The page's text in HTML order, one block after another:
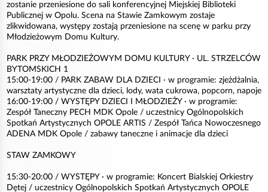
zostanie przeniesione do sali konferencyjnej Miejskiej Biblioteki
Publicznej w Opolu. Scena na Stawie Zamkowym zostaje
zlikwidowana, występy zostają przeniesione na scenę w parku przy
Młodzieżowym Domu Kultury.
PARK PRZY MŁODZIEŻOWYM DOMU KULTURY · UL. STRZELCÓW
BYTOMSKICH 1
15:00-19:00 / PARK ZABAW DLA DZIECI · w programie: zjeżdżalnia,
warsztaty artystyczne dla dzieci, lody, wata cukrowa, popcorn, napoje
16:00-19:00 / WYSTĘPY DZIECI I MŁODZIEŻY · w programie:
Zespół Taneczny PECH MDK Opole / uczestnicy Ogólnopolskich
Spotkań Artystycznych OPOLE ARTIS / Zespół Tańca Nowoczesnego
ADENA MDK Opole / zabawy taneczne i animacje dla dzieci
STAW ZAMKOWY
15:30-20:00 / WYSTĘPY · w programie: Koncert Bialskiej Orkiestry
Dętej / uczestnicy Ogólnopolskich Spotkań Artystycznych OPOLE